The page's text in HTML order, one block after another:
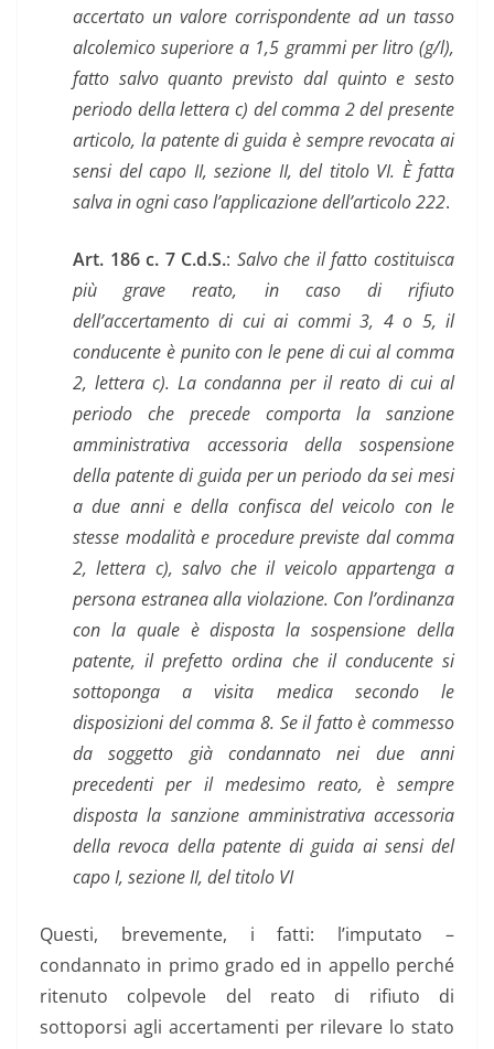
accertato un valore corrispondente ad un tasso
alcolemico superiore a 1,5 grammi per litro (g/l),
fatto salvo quanto previsto dal quinto e sesto
periodo della lettera c) del comma 2 del presente
articolo, la patente di guida è sempre revocata ai
sensi del capo II, sezione II, del titolo VI. È fatta
salva in ogni caso l’applicazione dell’articolo 222.
Art. 186 c. 7 C.d.S.: Salvo che il fatto costituisca
più grave reato, in caso di rifiuto
dell’accertamento di cui ai commi 3, 4 o 5, il
conducente è punito con le pene di cui al comma
2, lettera c). La condanna per il reato di cui al
periodo che precede comporta la sanzione
amministrativa accessoria della sospensione
della patente di guida per un periodo da sei mesi
a due anni e della confisca del veicolo con le
stesse modalità e procedure previste dal comma
2, lettera c), salvo che il veicolo appartenga a
persona estranea alla violazione. Con l’ordinanza
con la quale è disposta la sospensione della
patente, il prefetto ordina che il conducente si
sottoponga a visita medica secondo le
disposizioni del comma 8. Se il fatto è commesso
da soggetto già condannato nei due anni
precedenti per il medesimo reato, è sempre
disposta la sanzione amministrativa accessoria
della revoca della patente di guida ai sensi del
capo I, sezione II, del titolo VI
Questi, brevemente, i fatti: l’imputato –
condannato in primo grado ed in appello perché
ritenuto colpevole del reato di rifiuto di
sottoporsi agli accertamenti per rilevare lo stato